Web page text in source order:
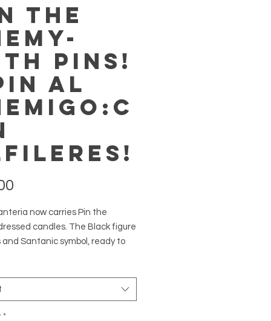
the
Pins!
al
now carries Pin the
candles. The Black figure
and Santanic symbol, ready to
mist light candle is also ready
carve the persons name you
*